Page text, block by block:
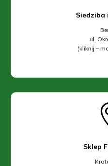
Siedziba
ul.
(kliknij –
Sklep